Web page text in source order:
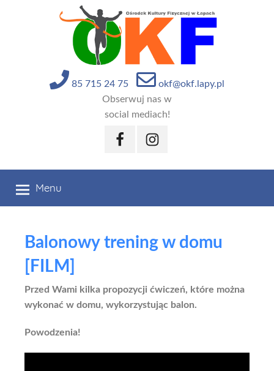
85 715 24 75
okf@okf.lapy.pl
Obserwuj nas w
social mediach!
FacebookInstagram
Menu
Balonowy trening w domu
[FILM]
Przed Wami kilka propozycji ćwiczeń, które można
wykonać w domu, wykorzystując balon.
Powodzenia!